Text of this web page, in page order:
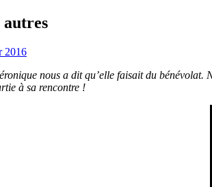
autres
2016
nous a dit qu’elle faisait du bénévolat.
à sa rencontre !